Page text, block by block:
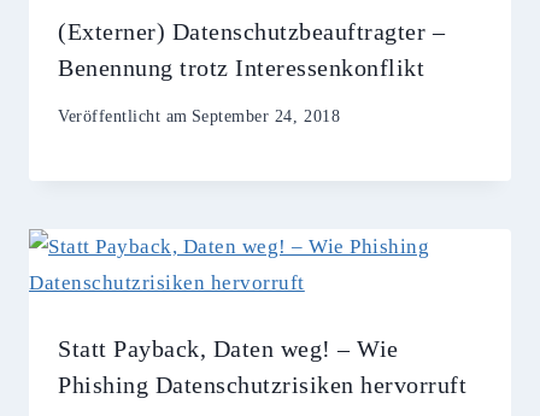
(Externer) Datenschutzbeauftragter –
Benennung trotz Interessenkonflikt
Veröffentlicht am September 24, 2018
Statt Payback, Daten weg! – Wie
Phishing Datenschutzrisiken hervorruft